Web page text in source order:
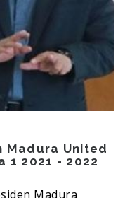
Madura United
1 2021 - 2022
Madura